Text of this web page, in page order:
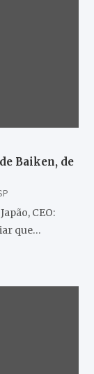
Baiken, de
CEO:
que…